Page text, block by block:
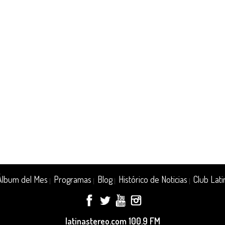
del Mes Programas Blog| Histórico de Noticias Club
latinastereo.com 100.9 FM